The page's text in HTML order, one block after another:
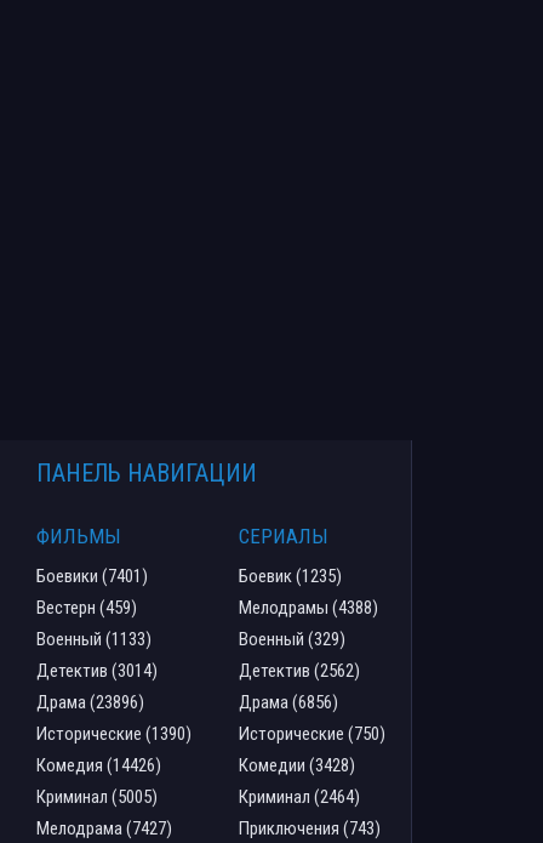
ПАНЕЛЬ НАВИГАЦИИ
ФИЛЬМЫ
Боевики (7401)
Вестерн (459)
Военный (1133)
Детектив (3014)
Драма (23896)
Исторические (1390)
Комедия (14426)
Криминал (5005)
Мелодрама (7427)
СЕРИАЛЫ
Боевик (1235)
Мелодрамы (4388)
Военный (329)
Детектив (2562)
Драма (6856)
Исторические (750)
Комедии (3428)
Криминал (2464)
Приключения (743)